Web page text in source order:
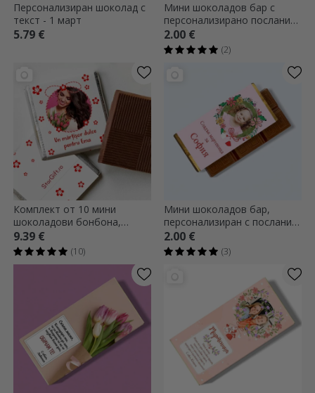
Персонализиран шоколад с
текст - 1 март
5.79 €
Мини шоколадов бар с
персонализирано послание
- Пролетни цветя
2.00 €
(2)
Комплект от 10 мини
шоколадови бонбона,
персонализирани с
фотографии и текст
9.39 €
(10)
Мини шоколадов бар,
персонализиран с послание
и снимка
2.00 €
(3)